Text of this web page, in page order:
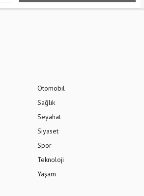
Otomobil
Sağlık
Seyahat
Siyaset
Spor
Teknoloji
Yaşam